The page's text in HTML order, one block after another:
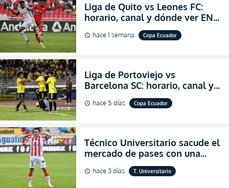
Liga de Quito vs Leones FC:
horario, canal y dónde ver EN
VIVO los octavos de final de la
Copa Ecuador 2026
schedule hace 1 semana Copa Ecuador
Liga de Portoviejo vs
Barcelona SC: horario, canal y
dónde ver EN VIVO los octavos
de final de la Copa Ecuador
schedule hace 5 días Copa Ecuador
Técnico Universitario sacude el
mercado de pases con una
verdadera revolución para
asegurar la permanencia
schedule hace 3 días T. Universitario